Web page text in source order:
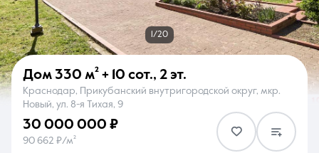
О компании Контакты
1/20
Дом 330 м² + 10 сот., 2 эт.
Краснодар, Прикубанский внутригородской округ, мкр.
Новый, ул. 8-я Тихая, 9
30 000 000 ₽
90 662 ₽/м²